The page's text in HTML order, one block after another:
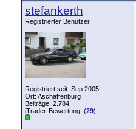
stefankerth
Registrierter Benutzer
Registriert seit: Sep 2005
Ort: Aschaffenburg
Beiträge: 2.784
iTrader-Bewertung: (29)